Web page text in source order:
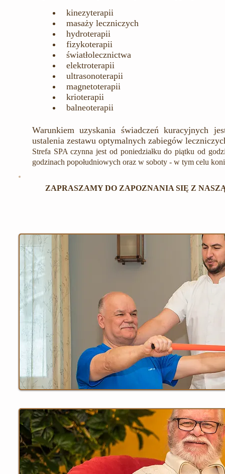
kinezyterapii
masaży leczniczych
hydroterapii
fizykoterapii
światłolecznictwa
elektroterapii
ultrasonoterapii
magnetoterapii
krioterapii
balneoterapii
Warunkiem uzyskania świadczeń kuracyjnych
ustalenia zestawu optymalnych zabiegów
Strefa SPA czynna jest od poniedziałku do piątku od
godzinach popołudniowych oraz w soboty - w tym celu
ZAPRASZAMY DO ZAPOZNANIA SIĘ Z